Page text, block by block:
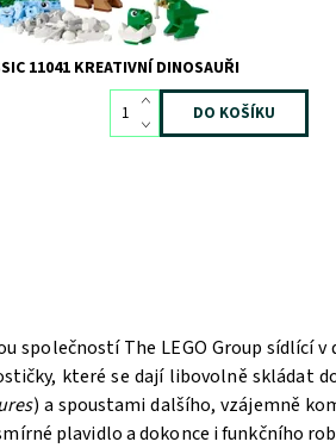
11041 KREATIVNÍ DINOSAUŘI
společností The LEGO Group sídlící
které se dají libovolně skládat
) a spoustami dalšího, vzájemně
plavidlo a dokonce i funkčního